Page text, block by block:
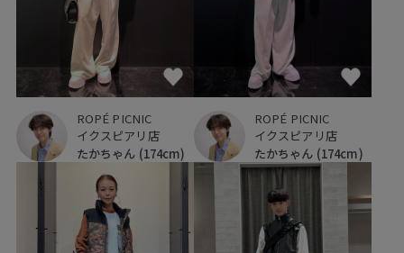
ROPÉ PICNIC
イクスピアリ店
たかちゃん (174cm)
ROPÉ PICNIC
イクスピアリ店
たかちゃん (174cm)